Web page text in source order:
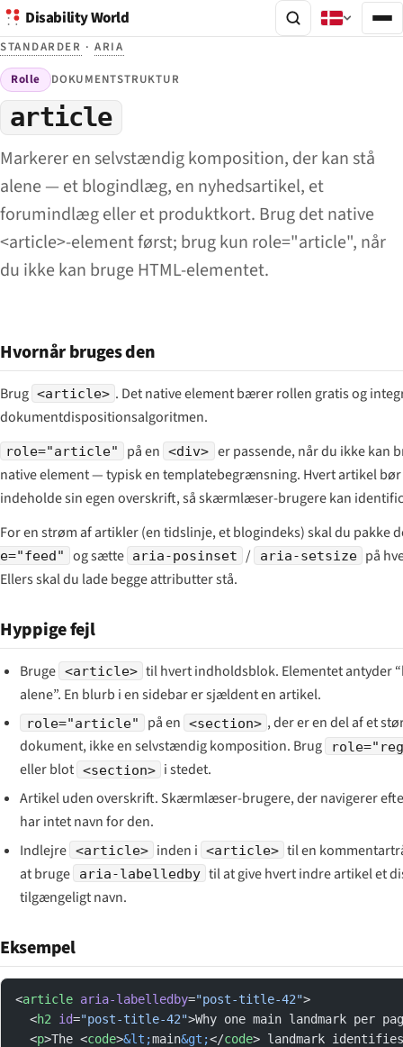
Disability World
STANDARDER ·ARIA
Rolle DOKUMENTSTRUKTUR
article
Markerer en selvstændig komposition, der kan stå
alene — et blogindlæg, en nyhedsartikel, et
forumindlæg eller et produktkort. Brug det native
<article>-element først; brug kun role="article", når
du ikke kan bruge HTML-elementet.
Hvornår bruges den
Brug <article> . Det native element bærer rollen gratis og
dokumentdispositionsalgoritmen.
role="article" på en <div> er passende, når du ikke kan
native element — typisk en templatebegrænsning. Hvert artikel bør
indeholde sin egen overskrift, så skærmlæser-brugere kan
For en strøm af artikler (en tidslinje, et blogindeks) skal du pakke
e="feed" og sætte aria-posinset / aria-setsize
på
Ellers skal du lade begge attributter stå.
Hyppige fejl
Bruge <article> til hvert indholdsblok. Elementet antyder
alene”. En blurb i en sidebar er sjældent en artikel.
role="article" på en <section> , der er en del af et
dokument, ikke en selvstændig komposition. Brug
eller blot <section>
i stedet.
Artikel uden overskrift. Skærmlæser-brugere, der navigerer
har intet navn for den.
Indlejre <article> inden i <article> til en
at bruge
aria-labelledby til at give hvert indre artikel et
tilgængeligt navn.
Eksempel
<article aria-labelledby="post-title-42">
  <
h2 id="post-title-42">Why one main landmark per
  <
p>The <code>&lt;main&gt;</code> landmark